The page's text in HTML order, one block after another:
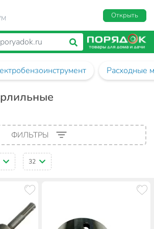
Открыть
Расходные
ФИЛЬТРЫ
32